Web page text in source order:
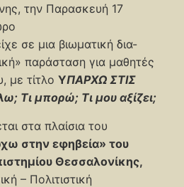
την Παρασκευή 17
σε μια βιωματική δια-
παράσταση για μαθητές
με τίτλο ΥΠΑΡΧΩ ΣΤΙΣ
Τι μπορώ; Τι μου αξίζει;
στα πλαίσια του
στην εφηβεία» του
Θεσσαλονίκης,
– Πολιτιστική